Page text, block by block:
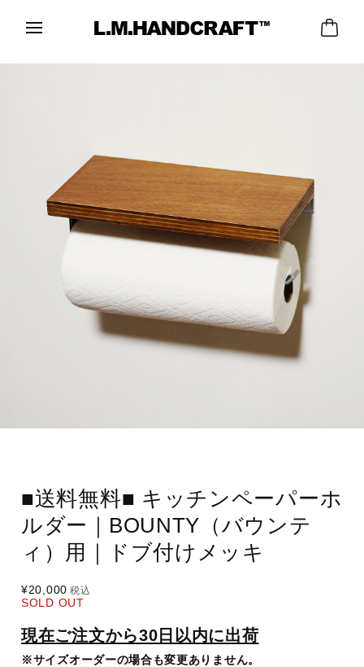
■送料無料■ キッチンペーパーホ
ルダー｜BOUNTY（バウンテ
ィ）用｜ドブ付けメッキ
¥20,000 税込
SOLD OUT
現在ご注文から30日以内に出荷
※サイズオーダーの場合も変更ありません。